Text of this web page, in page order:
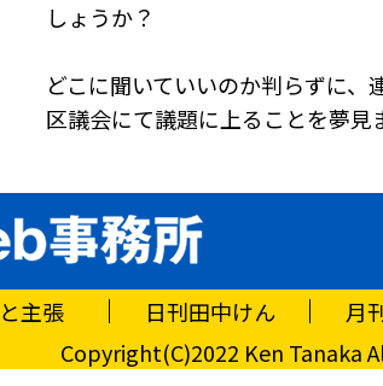
しょうか？
どこに聞いていいのか判らずに、
区議会にて議題に上ることを夢見
主張 日刊田中けん 月
Copyright(C)2022 Ken Tanaka